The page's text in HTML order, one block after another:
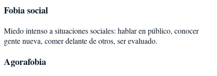
Fobia social
Miedo intenso a situaciones sociales: hablar en público, conocer
gente nueva, comer delante de otros, ser evaluado.
Agorafobia